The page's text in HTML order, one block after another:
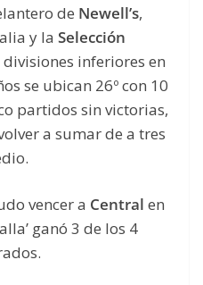
de Newell’s,
y la Selección
divisiones inferiores en
se ubican 26º con 10
partidos sin victorias,
a sumar de a tres
vencer a Central en
ganó 3 de los 4